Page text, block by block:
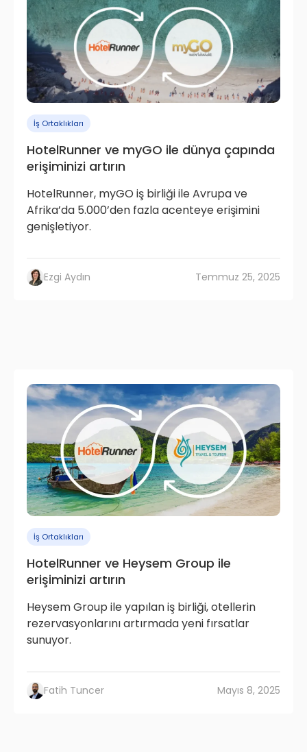
İş Ortaklıkları
HotelRunner ve myGO ile dünya çapında
erişiminizi artırın
HotelRunner, myGO iş birliği ile Avrupa ve
Afrika’da 5.000’den fazla acenteye erişimini
genişletiyor.
Ezgi Aydın Temmuz 25, 2025
İş Ortaklıkları
HotelRunner ve Heysem Group ile
erişiminizi artırın
Heysem Group ile yapılan iş birliği, otellerin
rezervasyonlarını artırmada yeni fırsatlar
sunuyor.
Fatih Tuncer Mayıs 8, 2025